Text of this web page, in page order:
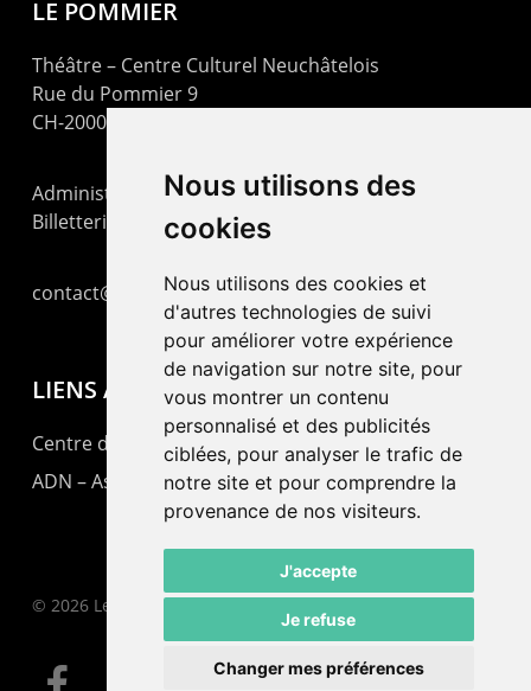
Nous utilisons des
cookies
Nous utilisons des cookies et
d'autres technologies de suivi
pour améliorer votre expérience
de navigation sur notre site, pour
vous montrer un contenu
personnalisé et des publicités
ciblées, pour analyser le trafic de
notre site et pour comprendre la
provenance de nos visiteurs.
J'accepte
Je refuse
Changer mes préférences
LE POMMIER
Théâtre – Centre Culturel Neuchâtelois
Rue du Pommier 9
CH-2000 Neuchâtel
Administration : +41 32 725 03 03
Billetterie : +41 32 725 05 05
contact@lepommier.ch
LIENS AMIS
Centre de culture ABC
ADN – Association Danse Neuchâtel
© 2026 Le Pommier.
facebook email